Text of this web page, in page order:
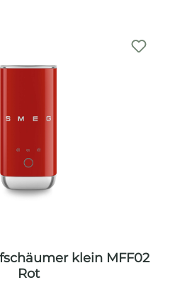
klein MFF02
Rot